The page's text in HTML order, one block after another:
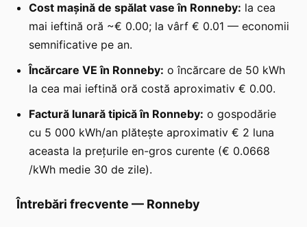
Cost mașină de spălat vase în Ronneby: la cea
mai ieftină oră ~€ 0.00; la vârf € 0.01 — economii
semnificative pe an.
Încărcare VE în Ronneby: o încărcare de 50 kWh
la cea mai ieftină oră costă aproximativ € 0.00.
Factură lunară tipică în Ronneby: o gospodărie
cu 5 000 kWh/an plătește aproximativ € 2 luna
aceasta la prețurile en-gros curente (€ 0.0668
/kWh medie 30 de zile).
Întrebări frecvente — Ronneby